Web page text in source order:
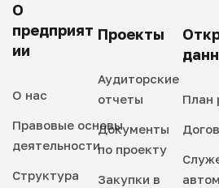
О
предприят
ии
О нас
Правовые основы
деятельности
Структура
Проекты
Аудиторские
отчеты
Документы
по проекту
Закупки в
План